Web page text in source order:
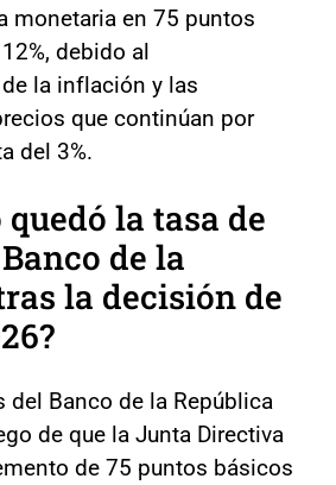
monetaria en 75 puntos
debido al
la inflación y las
que continúan por
del 3%.
la tasa de
de la
la decisión de
del Banco de la República
de que la Junta Directiva
de 75 puntos básicos